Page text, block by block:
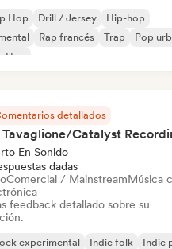
Hop Drill / Jersey
Hip-hop
Rap francés Trap
Pop
detallados
Tavaglione/Catalyst
En Sonido
dadas
Comercial / MainstreamMúsica
feedback detallado sobre su
experimental Indie folk
Indie